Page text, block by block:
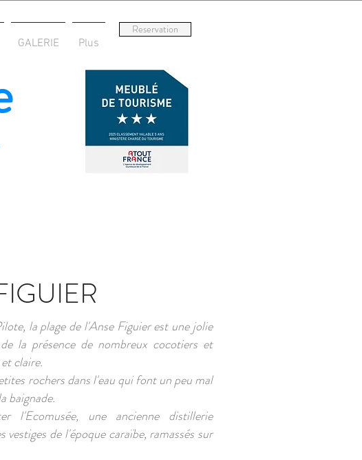
GALERIE Plus
Reservation
la plage de l'Anse Figuier est une jolie
la présence de nombreux cocotiers et
claire.
rochers dans l'eau qui font un peu mal
baignade.
l'Ecomusée, une ancienne distillerie
de l'époque caraïbe, ramassés sur